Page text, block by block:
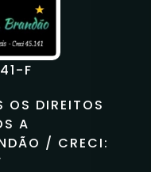
F
OS DIREITOS
A
/ CRECI: